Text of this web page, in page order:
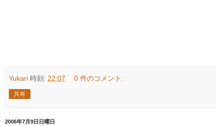
Yukari 時刻: 22:07 0 件のコメント:
共有
2006年7月9日日曜日